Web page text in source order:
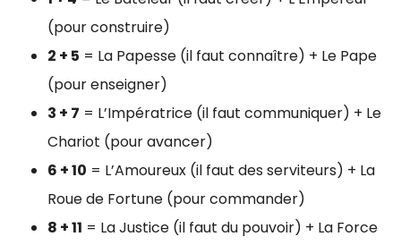
(pour construire)
2 + 5 = La Papesse (il faut connaître) + Le Pape
(pour enseigner)
3 + 7 = L’Impératrice (il faut communiquer) + Le
Chariot (pour avancer)
6 + 10 = L’Amoureux (il faut des serviteurs) + La
Roue de Fortune (pour commander)
8 + 11 = La Justice (il faut du pouvoir) + La Force